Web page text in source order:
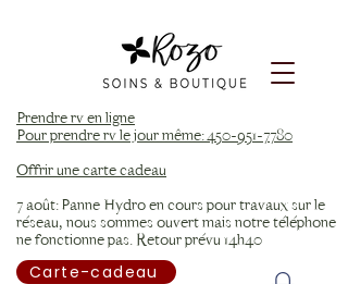
Carte-cadeau
Prendre rv en ligne
Pour prendre rv le jour même: 450-951-7780
Offrir une carte cadeau
7 août: Panne Hydro en cours pour travaux sur le
réseau, nous sommes ouvert mais notre téléphone
ne fonctionne pas. Retour prévu 14h40